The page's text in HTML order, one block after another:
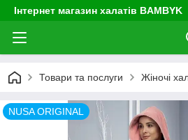
Інтернет магазин халатів BAMBYK
Товари та послуги Жіночі
NUSA ORIGINAL